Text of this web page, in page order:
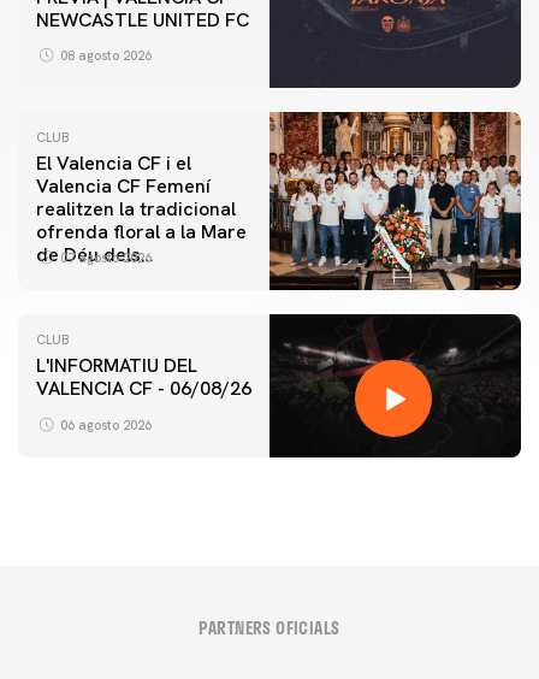
NEWCASTLE UNITED FC
08 agosto 2026
CLUB
El Valencia CF i el
Valencia CF Femení
realitzen la tradicional
ofrenda floral a la Mare
de Déu dels
07 agosto 2026
CLUB
L'INFORMATIU DEL
VALENCIA CF - 06/08/26
06 agosto 2026
PARTNERS OFICIALS